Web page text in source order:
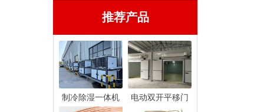
推荐产品
制冷除湿一体机 电动双开平移门